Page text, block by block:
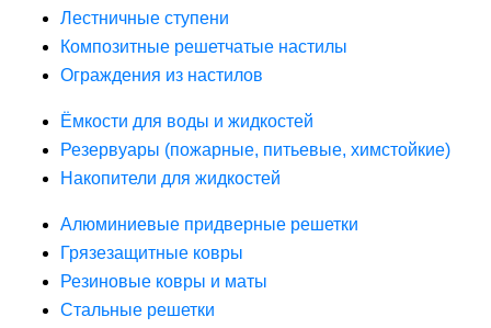
Лестничные ступени
Композитные решетчатые настилы
Ограждения из настилов
Ёмкости для воды и жидкостей
Резервуары (пожарные, питьевые, химстойкие)
Накопители для жидкостей
Алюминиевые придверные решетки
Грязезащитные ковры
Резиновые ковры и маты
Стальные решетки